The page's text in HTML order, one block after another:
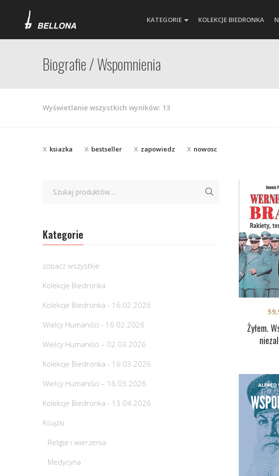
KATEGORIE KOLEKCJE BIEDRONKA
Biografie / Wspomnienia
Wyświetlanie wszystkich wyników: 13Posortowane
ksiazka bestseller zapowiedz nowosc
Żyłem.
Kategorie
zobacz wszystkie
Kolekcje Biedronka
Kolekcje Biedronka - 16.02.2026
Wielcy Humaniści - 16.02.2026
Wielcy Humaniści – 02.03.2026
Kolekcje Biedronka - 16.03.2026
Wielcy Humaniści – 16.03.2026
Kolekcje Biedronka - 13.04.2026
Książki
Religie i wierzenia
Medycyna